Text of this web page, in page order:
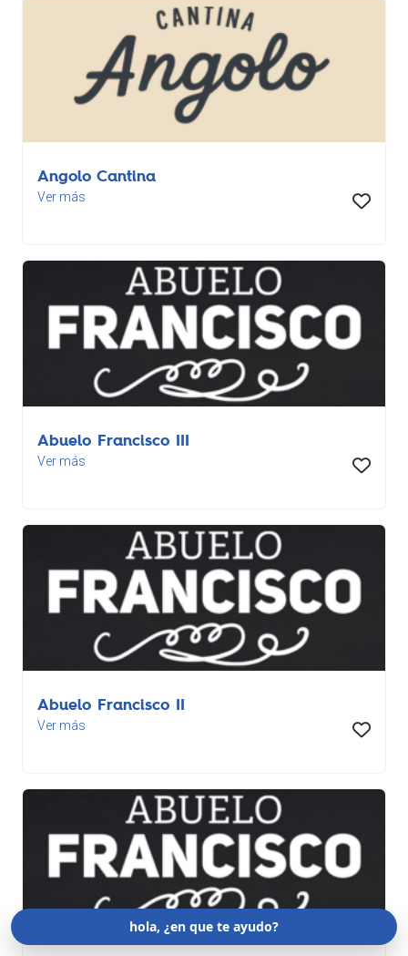
Angolo Cantina
Ver más
Abuelo Francisco III
Ver más
Abuelo Francisco II
Ver más
hola, ¿en que te ayudo?